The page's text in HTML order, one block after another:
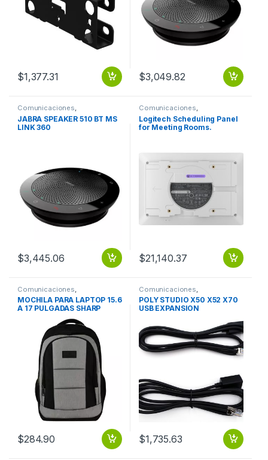
$1,377.31 $3,049.82
Comunicaciones
Videoconferencia
JABRA SPEAKER 510 BT MS
LINK 360
$3,445.06
Comunicaciones
Videoconferencia
Logitech Scheduling Panel
for Meeting Rooms.
mount (glass/drywall) PARA
SALAS DE REUNION
$21,140.37
Comunicaciones
Videoconferencia
MOCHILA PARA LAPTOP 15.6
A 17 PULGADAS SHARP
$284.90
Comunicaciones
Videoconferencia
POLY STUDIO X50 X52 X70
USB EXPANSION
EXTENDER
$1,735.63